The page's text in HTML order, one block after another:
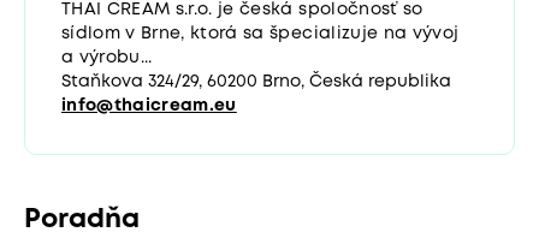
THAI CREAM s.r.o. je česká spoločnosť so
sídlom v Brne, ktorá sa špecializuje na vývoj
a výrobu...
Staňkova 324/29, 60200 Brno, Česká republika
info@thaicream.eu
Poradňa